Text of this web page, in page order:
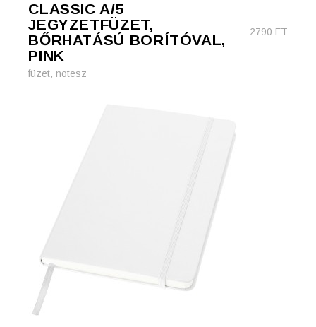
CLASSIC A/5
JEGYZETFÜZET,
BŐRHATÁSÚ BORÍTÓVAL,
PINK
2790 FT
füzet, notesz